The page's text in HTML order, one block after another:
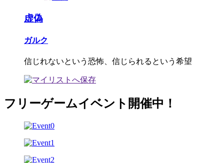
虚偽
ガルク
信じれないという恐怖、信じられるという希望
フリーゲームイベント開催中！